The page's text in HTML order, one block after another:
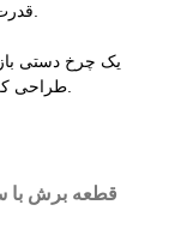
قطعه برش با